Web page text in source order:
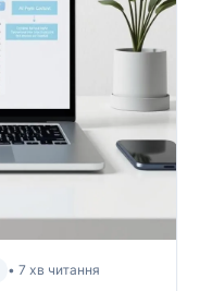
• 7 хв читання